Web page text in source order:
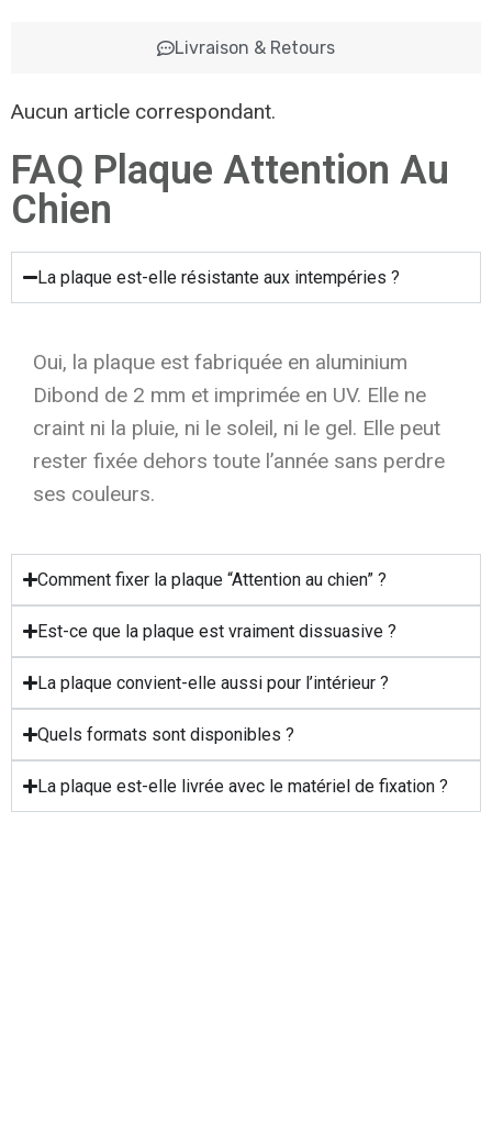
Livraison & Retours
Aucun article correspondant.
FAQ Plaque Attention Au
Chien
La plaque est-elle résistante aux intempéries ?
Oui, la plaque est fabriquée en aluminium
Dibond de 2 mm et imprimée en UV. Elle ne
craint ni la pluie, ni le soleil, ni le gel. Elle peut
rester fixée dehors toute l’année sans perdre
ses couleurs.
Comment fixer la plaque “Attention au chien” ?
Est-ce que la plaque est vraiment dissuasive ?
La plaque convient-elle aussi pour l’intérieur ?
Quels formats sont disponibles ?
La plaque est-elle livrée avec le matériel de fixation ?